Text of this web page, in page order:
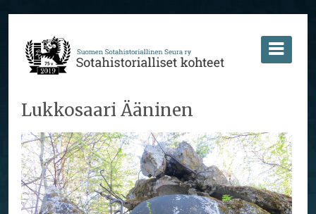
Lukkosaari Ääninen